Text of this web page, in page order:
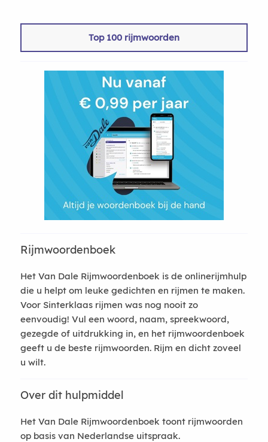
Top 100 rijmwoorden
Rijmwoordenboek
Het Van Dale Rijmwoordenboek is de onlinerijmhulp
die u helpt om leuke gedichten en rijmen te maken.
Voor Sinterklaas rijmen was nog nooit zo
eenvoudig! Vul een woord, naam, spreekwoord,
gezegde of uitdrukking in, en het rijmwoordenboek
geeft u de beste rijmwoorden. Rijm en dicht zoveel
u wilt.
Over dit hulpmiddel
Het Van Dale Rijmwoordenboek toont rijmwoorden
op basis van Nederlandse uitspraak.